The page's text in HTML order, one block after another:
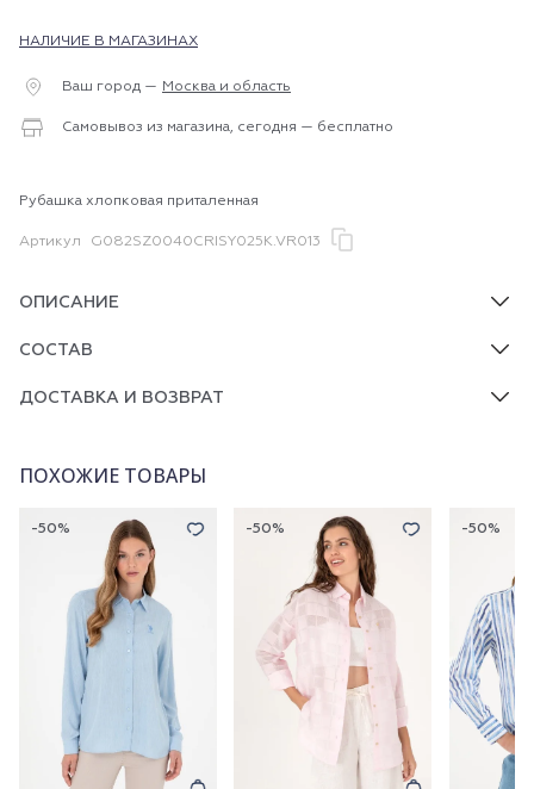
НАЛИЧИЕ В МАГАЗИНАХ
Ваш город — Москва и область
Самовывоз из магазина, сегодня — бесплатно
Рубашка хлопковая приталенная
Артикул G082SZ0040CRISY025K.VR013
ОПИСАНИЕ
СОСТАВ
ДОСТАВКА И ВОЗВРАТ
ПОХОЖИЕ ТОВАРЫ
-50% -50% -50%